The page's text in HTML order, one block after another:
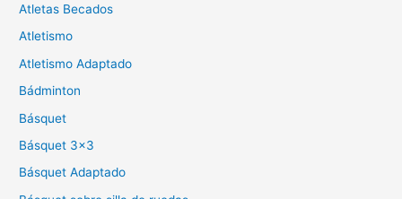
Atletas Becados
Atletismo
Atletismo Adaptado
Bádminton
Básquet
Básquet 3×3
Básquet Adaptado